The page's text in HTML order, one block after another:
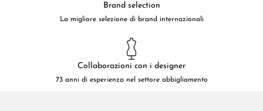
Brand selection
La migliore selezione di brand internazionali
Collaborazioni con i designer
73 anni di esperienza nel settore abbigliamento